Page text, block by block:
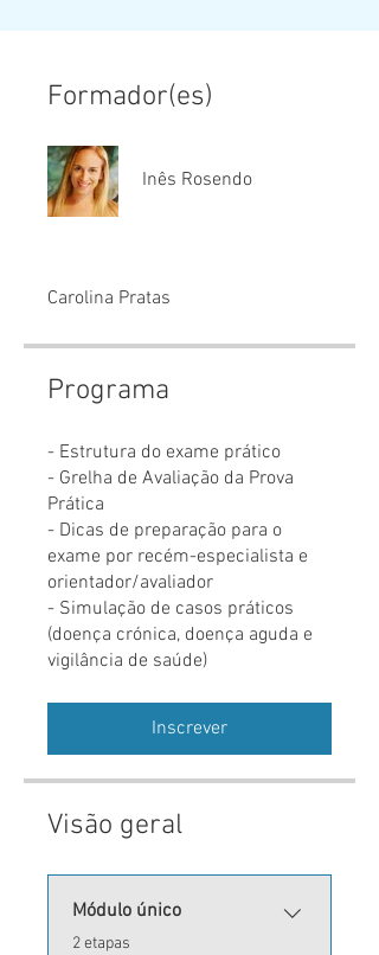
Formador(es)
Inês Rosendo
Carolina Pratas
Programa
- Estrutura do exame prático
- Grelha de Avaliação da Prova
Prática
- Dicas de preparação para o
exame por recém-especialista e
orientador/avaliador
- Simulação de casos práticos
(doença crónica, doença aguda e
vigilância de saúde)
Inscrever
Visão geral
Módulo único
.2 etapas